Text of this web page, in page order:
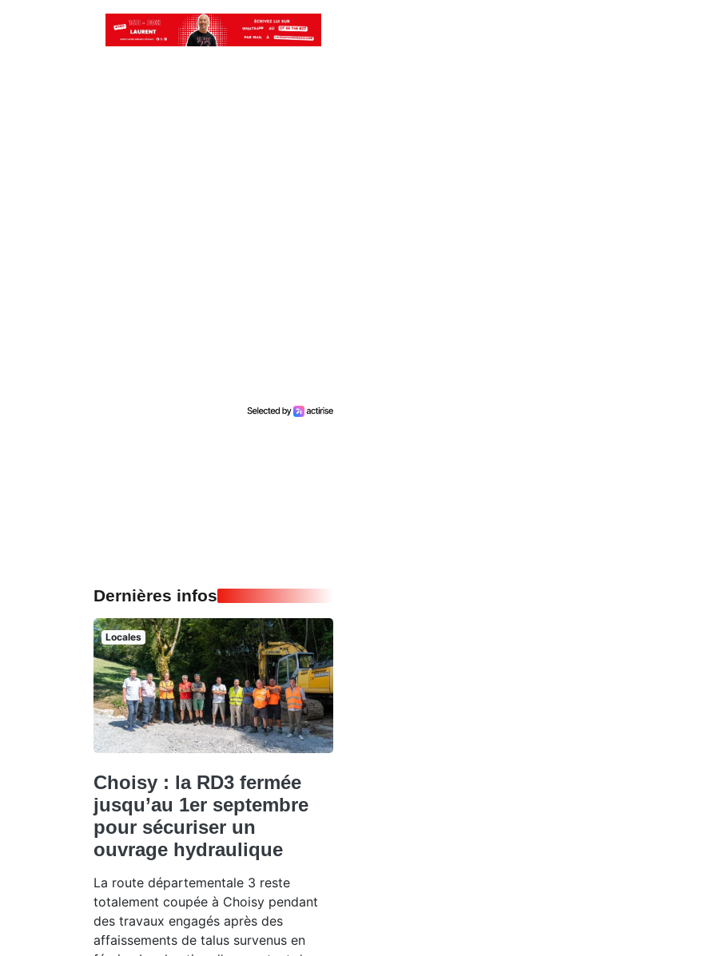
Dernières infos
Locales
Choisy : la RD3 fermée
jusqu’au 1er septembre
pour sécuriser un
ouvrage hydraulique
La route départementale 3 reste
totalement coupée à Choisy pendant
des travaux engagés après des
affaissements de talus survenus en